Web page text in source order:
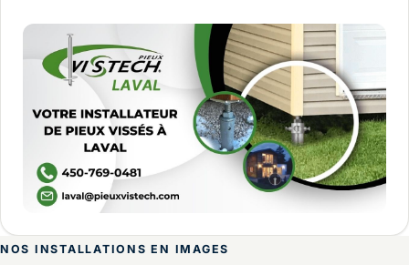
NOS INSTALLATIONS EN IMAGES